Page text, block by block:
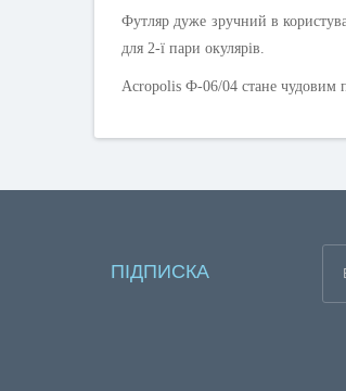
Футляр дуже зручний в
для 2-ї пари окулярів.
Acropolis Ф-06/04 стане чудовим
ПІДПИСКА